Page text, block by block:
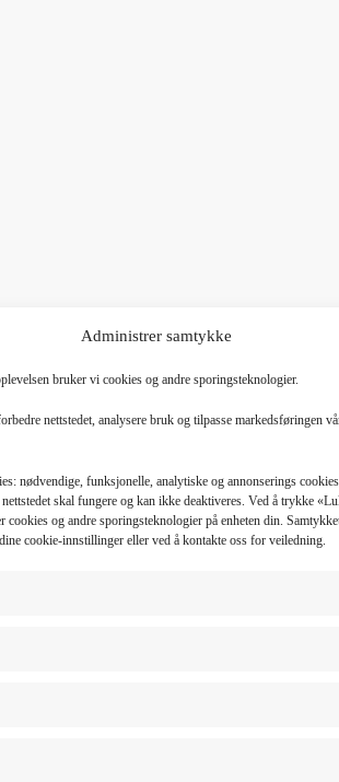
Administrer samtykke
bruker vi cookies og andre sporingsteknologier.
nettstedet, analysere bruk og tilpasse markedsføringen
nødvendige, funksjonelle, analytiske og annonserings
skal fungere og kan ikke deaktiveres. Ved å trykke
cookies og andre sporingsteknologier på enheten din.
cookie-innstillinger eller ved å kontakte oss for veiledning.